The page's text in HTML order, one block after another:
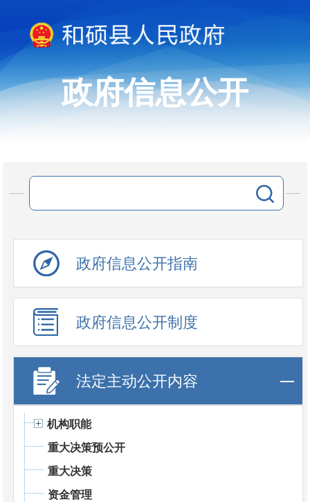
政府信息公开
政府信息公开指南
政府信息公开制度
法定主动公开内容
机构职能
重大决策预公开
重大决策
资金管理